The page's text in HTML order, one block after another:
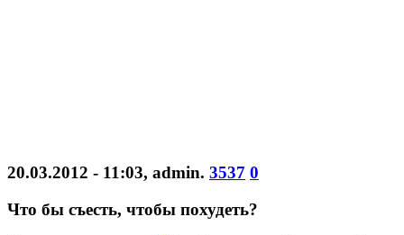
20.03.2012 - 11:03, admin. 3537 0
Что бы съесть, чтобы похудеть?